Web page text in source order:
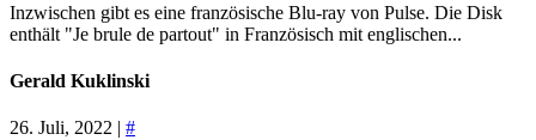
Inzwischen gibt es eine französische Blu-ray von Pulse. Die Disk
enthält "Je brule de partout" in Französisch mit englischen...
Gerald Kuklinski
26. Juli, 2022 | #